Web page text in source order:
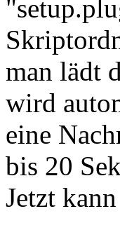
man lädt
wird
eine
bis 20
Jetzt